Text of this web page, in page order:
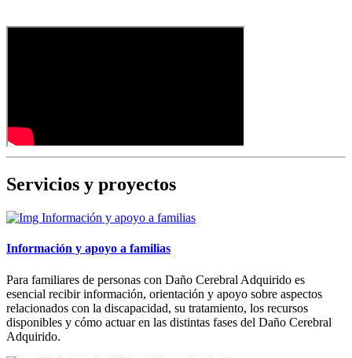
Servicios y proyectos
Información y apoyo a familias
Para familiares de personas con Daño Cerebral Adquirido es
esencial recibir información, orientación y apoyo sobre aspectos
relacionados con la discapacidad, su tratamiento, los recursos
disponibles y cómo actuar en las distintas fases del Daño Cerebral
Adquirido.